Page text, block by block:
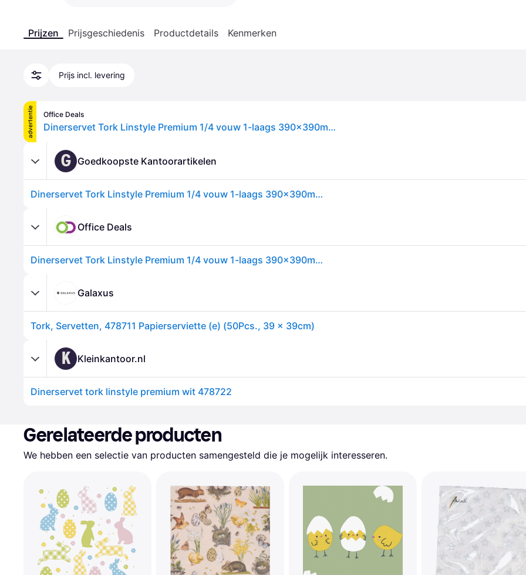
Prijzen Prijsgeschiedenis Productdetails Kenmerken
Prijs incl. levering
advertentie Office Deals
Dinerservet Tork Linstyle Premium 1/4 vouw 1-laags 390x390mm 50 vel wit 478722
G Goedkoopste Kantoorartikelen
Dinerservet Tork Linstyle Premium 1/4 vouw 1-laags 390x390mm 50 vel wit 478722
Office Deals
Dinerservet Tork Linstyle Premium 1/4 vouw 1-laags 390x390mm 50 vel wit 478722
Galaxus
Tork, Servetten, 478711 Papierserviette (e) (50Pcs., 39 x 39cm)
K Kleinkantoor.nl
Dinerservet tork linstyle premium wit 478722
Gerelateerde producten
We hebben een selectie van producten samengesteld die je mogelijk interesseren.